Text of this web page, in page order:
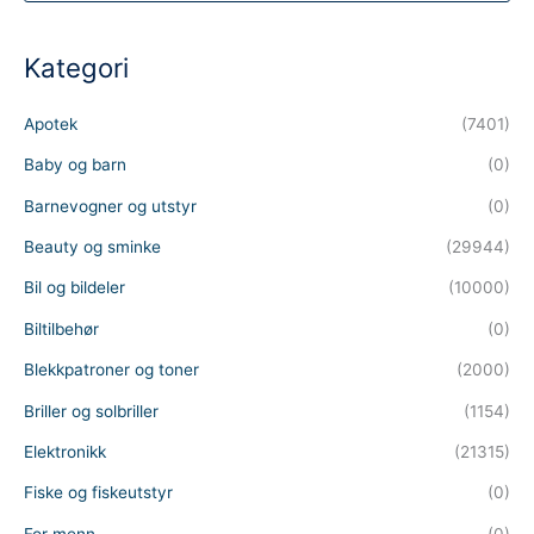
d
t
s
a
r
h
Kategori
Apotek (7401)
Baby og barn (0)
Barnevogner og utstyr (0)
Beauty og sminke (29944)
Bil og bildeler (10000)
Biltilbehør (0)
Blekkpatroner og toner (2000)
Briller og solbriller (1154)
Elektronikk (21315)
Fiske og fiskeutstyr (0)